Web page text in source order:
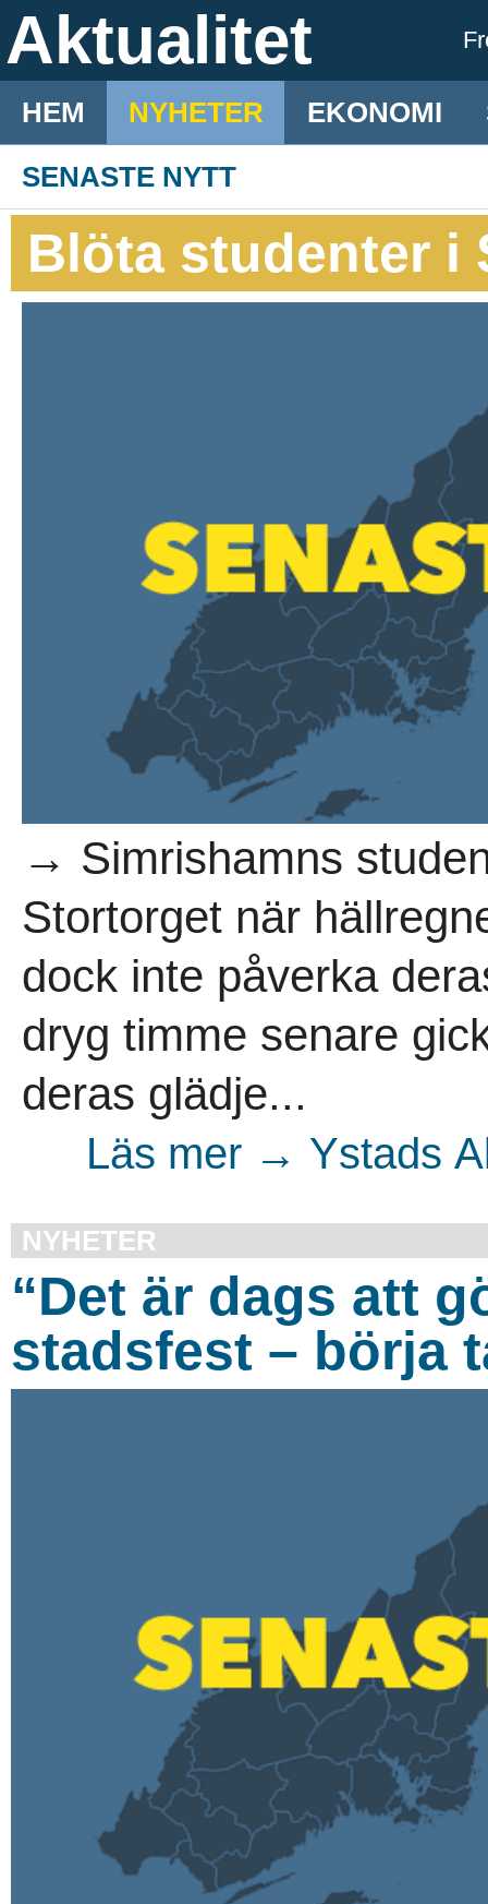
Aktualitet
HEM NYHETER EKONOMI
SENASTE NYTT
Blöta studenter i
→ Simrishamns
Stortorget när
dock inte påverka
dryg timme senare
deras glädje...
Läs mer → Ystads
NYHETER
“Det är dags att
stadsfest – börja